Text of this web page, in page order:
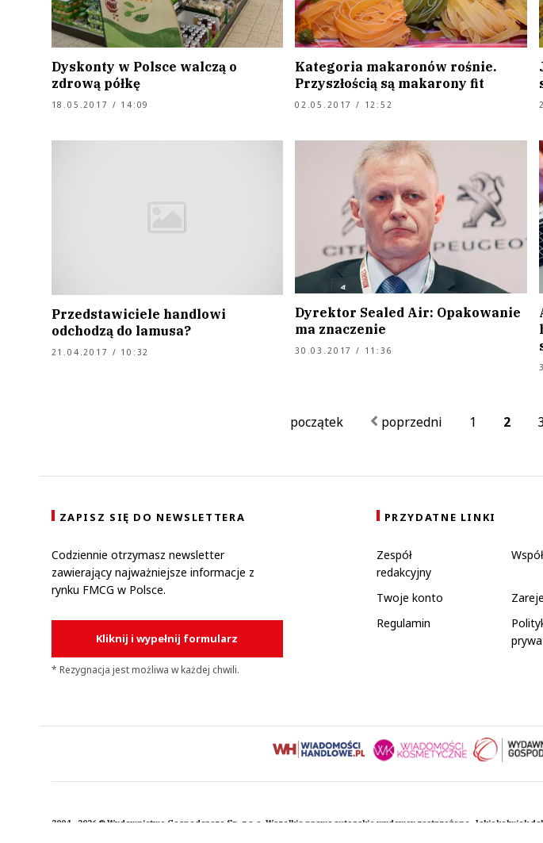
Dyskonty w Polsce walczą o
zdrową półkę
18.05.2017 / 14:09
Kategoria makaronów rośnie.
Przyszłością są makarony fit
02.05.2017 / 12:52
Przedstawiciele handlowi
odchodzą do lamusa?
21.04.2017 / 10:32
Dyrektor Sealed Air: Opakowanie
ma znaczenie
30.03.2017 / 11:36
początek poprzedni 1 2
ZAPISZ SIĘ DO NEWSLETTERA
Codziennie otrzymasz newsletter
zawierający najważniejsze informacje z
rynku FMCG w Polsce.
Kliknij i wypełnij formularz
* Rezygnacja jest możliwa w każdej chwili.
PRZYDATNE LINKI
Zespół
redakcyjny
Twoje konto
Regulamin
2004 - 2026 © Wydawnictwo Gospodarcze Sp. z o.o. Wszelkie prawa autorskie wydawcy zastrzeżone. Jakiekolwiek